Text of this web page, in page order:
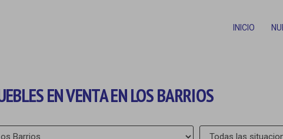
INICIO
EN VENTA EN LOS BARRIOS